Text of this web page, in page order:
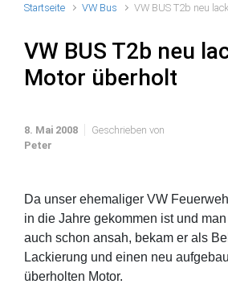
Startseite VW Bus VW BUS T2b neu
VW BUS T2b neu
Motor überholt
8. Mai 2008
Geschrieben von
Peter
Da unser ehemaliger VW
in die Jahre gekommen ist und
auch schon ansah, bekam er als
Lackierung und einen neu
überholten Motor.